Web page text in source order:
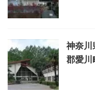
神奈川
郡愛川